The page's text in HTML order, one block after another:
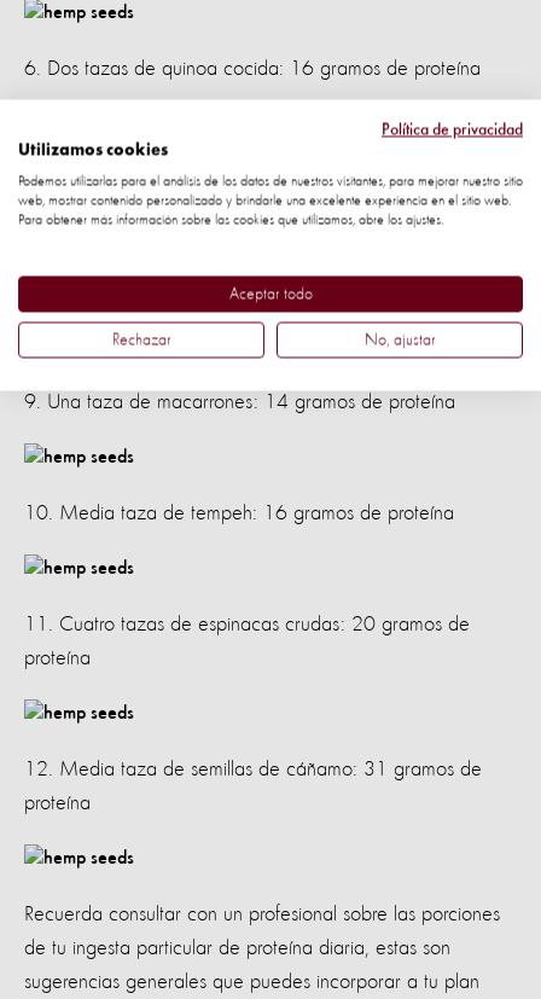
6. Dos tazas de quinoa cocida: 16 gramos de proteína
7. Media taza de seitán: 25 gramos de proteína
8. Media taza de almendras: 15 gramos de proteína
9. Una taza de macarrones: 14 gramos de proteína
10. Media taza de tempeh: 16 gramos de proteína
11. Cuatro tazas de espinacas crudas: 20 gramos de
proteína
12. Media taza de semillas de cáñamo: 31 gramos de
proteína
Recuerda consultar con un profesional sobre las porciones
de tu ingesta particular de proteína diaria, estas son
sugerencias generales que puedes incorporar a tu plan
Política de privacidad
Utilizamos cookies
Podemos utilizarlas para el análisis de los datos de nuestros visitantes, para mejorar nuestro sitio
web, mostrar contenido personalizado y brindarle una excelente experiencia en el sitio web.
Para obtener más información sobre las cookies que utilizamos, abre los ajustes.
Aceptar todo
Rechazar No, ajustar